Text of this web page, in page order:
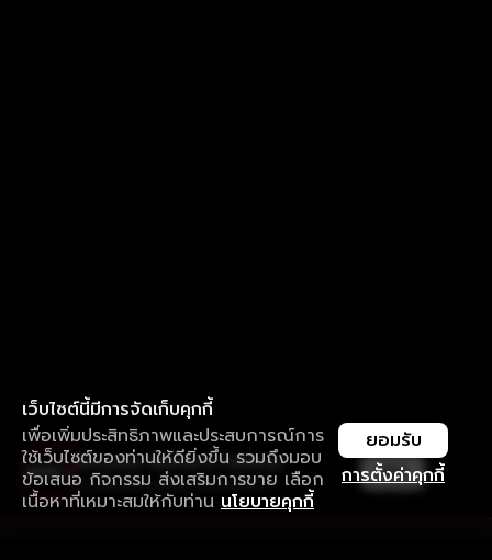
เว็บไซต์นี้มีการจัดเก็บคุกกี้
เพื่อเพิ่มประสิทธิภาพและประสบการณ์การ
ใช้เว็บไซต์ของท่านให้ดียิ่งขึ้น รวมถึงมอบ
ข้อเสนอ กิจกรรม ส่งเสริมการขาย เลือก
เนื้อหาที่เหมาะสมให้กับท่าน นโยบายคุกกี้
การตั้งค่าคุกกี้
ยอมรับ
ใช้งานแอป ลื่นไหลกว่า ไม่มีสะดุด
ดาวน์โหลดแอปเพื่อการรับชมที่ดีกว่า เปิด